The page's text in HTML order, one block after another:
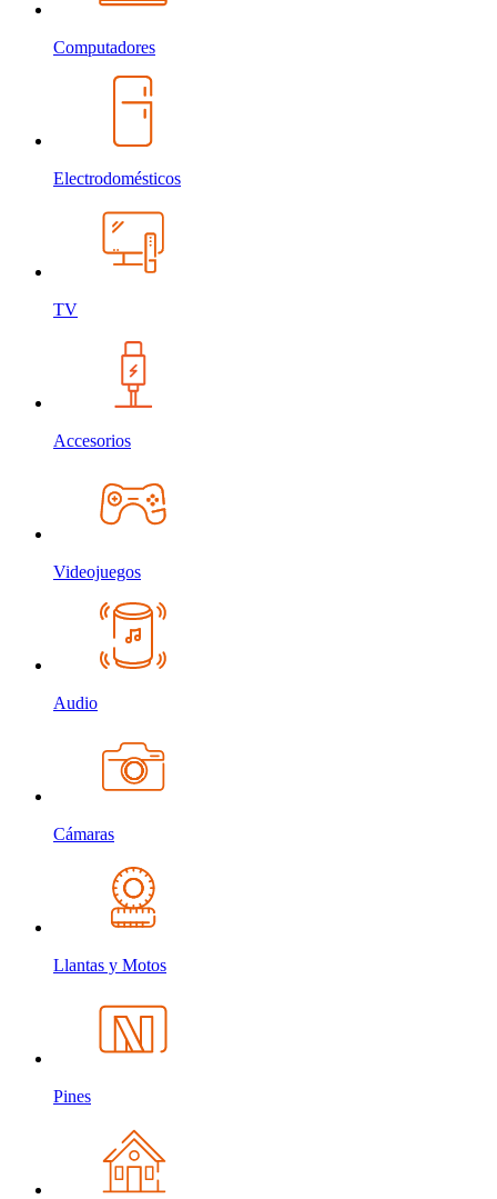
Computadores
Electrodomésticos
TV
Accesorios
Videojuegos
Audio
Cámaras
Llantas y Motos
Pines